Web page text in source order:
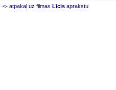
<- atpakaļ uz filmas Līcis aprakstu